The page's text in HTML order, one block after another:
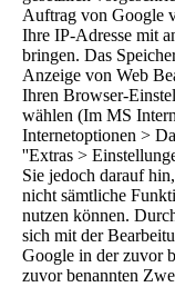
Auftrag von Google
Ihre IP-Adresse mit
bringen. Das
Anzeige von Web
Ihren Browser-
wählen (Im MS
Internetoptionen >
''Extras >
Sie jedoch darauf
nicht sämtliche
nutzen können.
sich mit der
Google in der zuvor
zuvor benannten